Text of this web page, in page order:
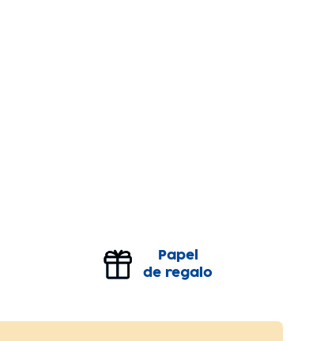
Papel
de regalo